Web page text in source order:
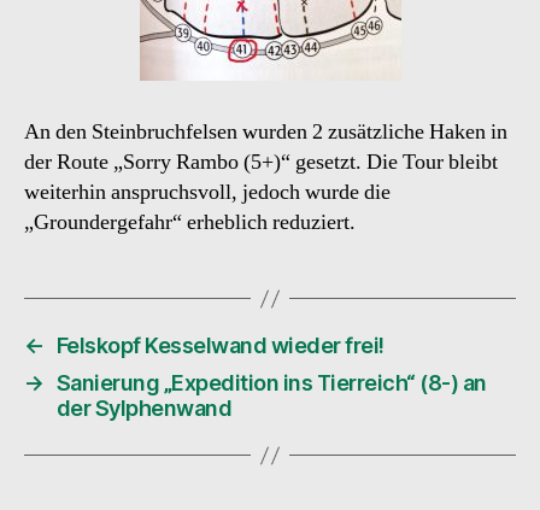
An den Steinbruchfelsen wurden 2 zusätzliche Haken in
der Route „Sorry Rambo (5+)“ gesetzt. Die Tour bleibt
weiterhin anspruchsvoll, jedoch wurde die
„Groundergefahr“ erheblich reduziert.
←
Felskopf Kesselwand wieder frei!
→ Sanierung „Expedition ins Tierreich“ (8-) an
der Sylphenwand